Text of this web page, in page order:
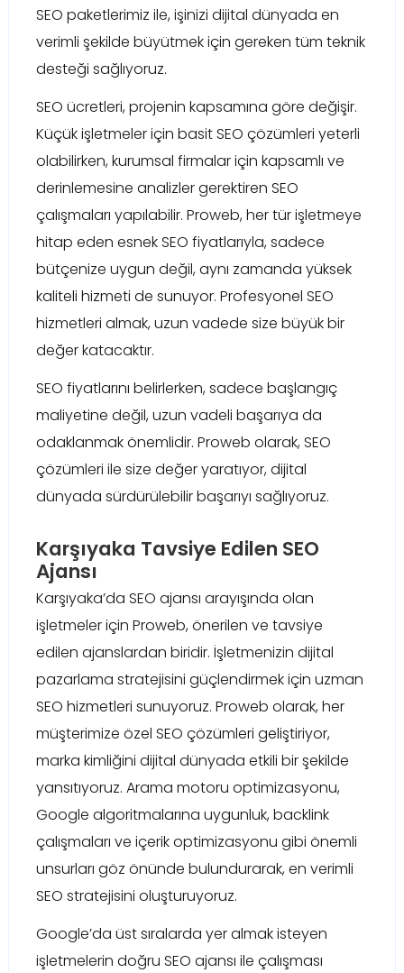
SEO paketlerimiz ile, işinizi dijital dünyada en
verimli şekilde büyütmek için gereken tüm teknik
desteği sağlıyoruz.
SEO ücretleri, projenin kapsamına göre değişir.
Küçük işletmeler için basit SEO çözümleri yeterli
olabilirken, kurumsal firmalar için kapsamlı ve
derinlemesine analizler gerektiren SEO
çalışmaları yapılabilir. Proweb, her tür işletmeye
hitap eden esnek SEO fiyatlarıyla, sadece
bütçenize uygun değil, aynı zamanda yüksek
kaliteli hizmeti de sunuyor. Profesyonel SEO
hizmetleri almak, uzun vadede size büyük bir
değer katacaktır.
SEO fiyatlarını belirlerken, sadece başlangıç
maliyetine değil, uzun vadeli başarıya da
odaklanmak önemlidir. Proweb olarak, SEO
çözümleri ile size değer yaratıyor, dijital
dünyada sürdürülebilir başarıyı sağlıyoruz.
Karşıyaka Tavsiye Edilen SEO
Ajansı
Karşıyaka’da SEO ajansı arayışında olan
işletmeler için Proweb, önerilen ve tavsiye
edilen ajanslardan biridir. İşletmenizin dijital
pazarlama stratejisini güçlendirmek için uzman
SEO hizmetleri sunuyoruz. Proweb olarak, her
müşterimize özel SEO çözümleri geliştiriyor,
marka kimliğini dijital dünyada etkili bir şekilde
yansıtıyoruz. Arama motoru optimizasyonu,
Google algoritmalarına uygunluk, backlink
çalışmaları ve içerik optimizasyonu gibi önemli
unsurları göz önünde bulundurarak, en verimli
SEO stratejisini oluşturuyoruz.
Google’da üst sıralarda yer almak isteyen
işletmelerin doğru SEO ajansı ile çalışması